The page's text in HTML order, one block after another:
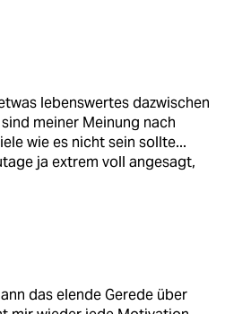
lebenswertes dazwischen
meiner Meinung nach
wie es nicht sein sollte...
ja extrem voll angesagt,
das elende Gerede über